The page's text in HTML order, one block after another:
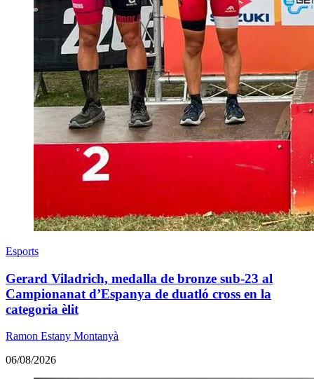
Esports
Gerard Viladrich, medalla de bronze sub-23 al
Campionanat d’Espanya de duatló cross en la
categoria èlit
Ramon Estany Montanyà
06/08/2026